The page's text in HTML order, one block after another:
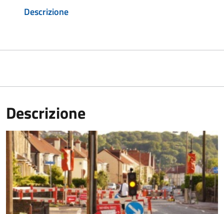
Descrizione
Descrizione